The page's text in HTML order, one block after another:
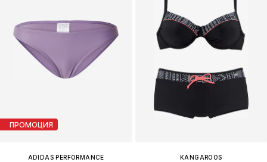
ПРОМОЦИЯ
ADIDAS PERFORMANCE
KANGAROOS